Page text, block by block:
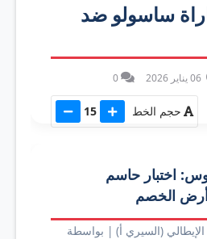
ساسولو ضد
06 يناير 2026 0
حجم الخط 15
اختبار حاسم
أرض الخصم
(السيري أ) | بواسطة